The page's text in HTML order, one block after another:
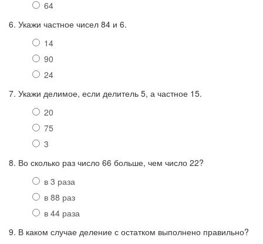
64
6. Укажи частное чисел 84 и 6.
14
90
24
7. Укажи делимое, если делитель 5, а частное 15.
20
75
3
8. Во сколько раз число 66 больше, чем число 22?
в 3 раза
в 88 раз
в 44 раза
9. В каком случае деление с остатком выполнено правильно?